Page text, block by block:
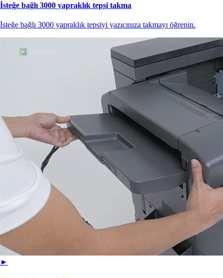
İsteğe bağlı 3000 yapraklık tepsi takma
İsteğe bağlı 3000 yapraklık tepsiyi yazıcınıza takmayı öğrenin.
►